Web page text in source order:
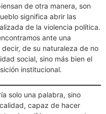
de otra manera, son
significa abrir las
de la violencia política.
ante una
de su naturaleza de no
social, sino más bien el
institucional.
solo una palabra, sino
capaz de hacer